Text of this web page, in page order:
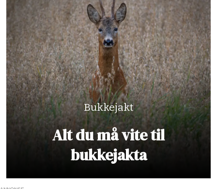
Bukkejakt
Alt du må vite til
bukkejakta